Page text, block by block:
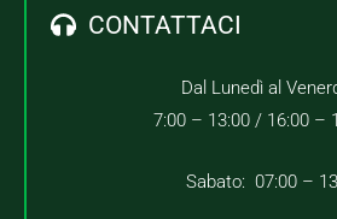
CONTATTACI
Dal Lunedì
7:00 – 13:00 / 16:00 –
Sabato: 07:00 –